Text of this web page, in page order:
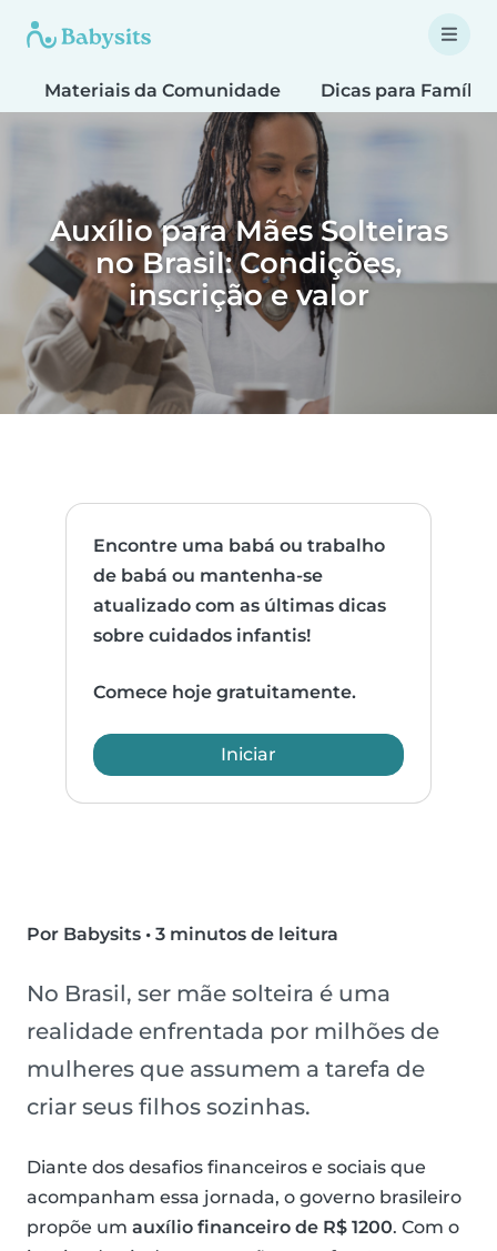
Materiais da Comunidade Dicas para Famílias
Auxílio para Mães Solteiras
no Brasil: Condições,
inscrição e valor
Encontre uma babá ou trabalho
de babá ou mantenha-se
atualizado com as últimas dicas
sobre cuidados infantis!
Comece hoje gratuitamente.
Iniciar
Por Babysits • 3 minutos de leitura
No Brasil, ser mãe solteira é uma
realidade enfrentada por milhões de
mulheres que assumem a tarefa de
criar seus filhos sozinhas.
Diante dos desafios financeiros e sociais que
acompanham essa jornada, o governo brasileiro
propõe um auxílio financeiro de R$ 1200. Com o